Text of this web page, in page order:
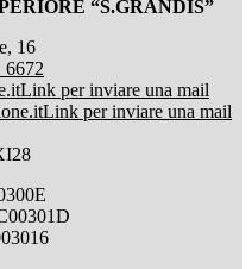
“S.GRANDIS”
16
6672
Link per inviare una mail
Link per inviare una mail